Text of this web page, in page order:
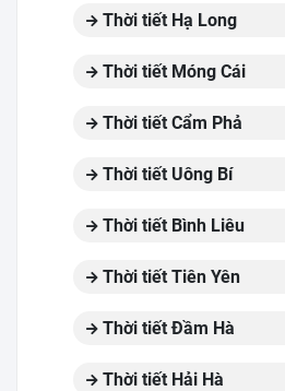
Thời tiết Hạ Long
Thời tiết Móng Cái
Thời tiết Cẩm Phả
Thời tiết Uông Bí
Thời tiết Bình Liêu
Thời tiết Tiên Yên
Thời tiết Đầm Hà
Thời tiết Hải Hà